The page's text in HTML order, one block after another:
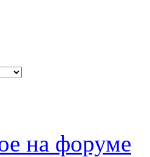
на форуме